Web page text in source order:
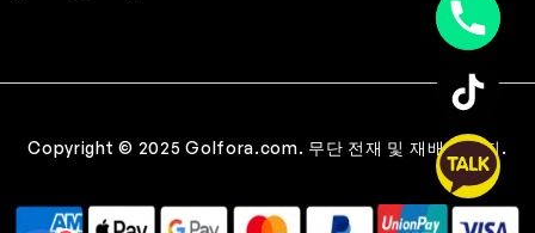
Copyright © 2025 Golfora.com. 무단 전재 및 재배포 금지.